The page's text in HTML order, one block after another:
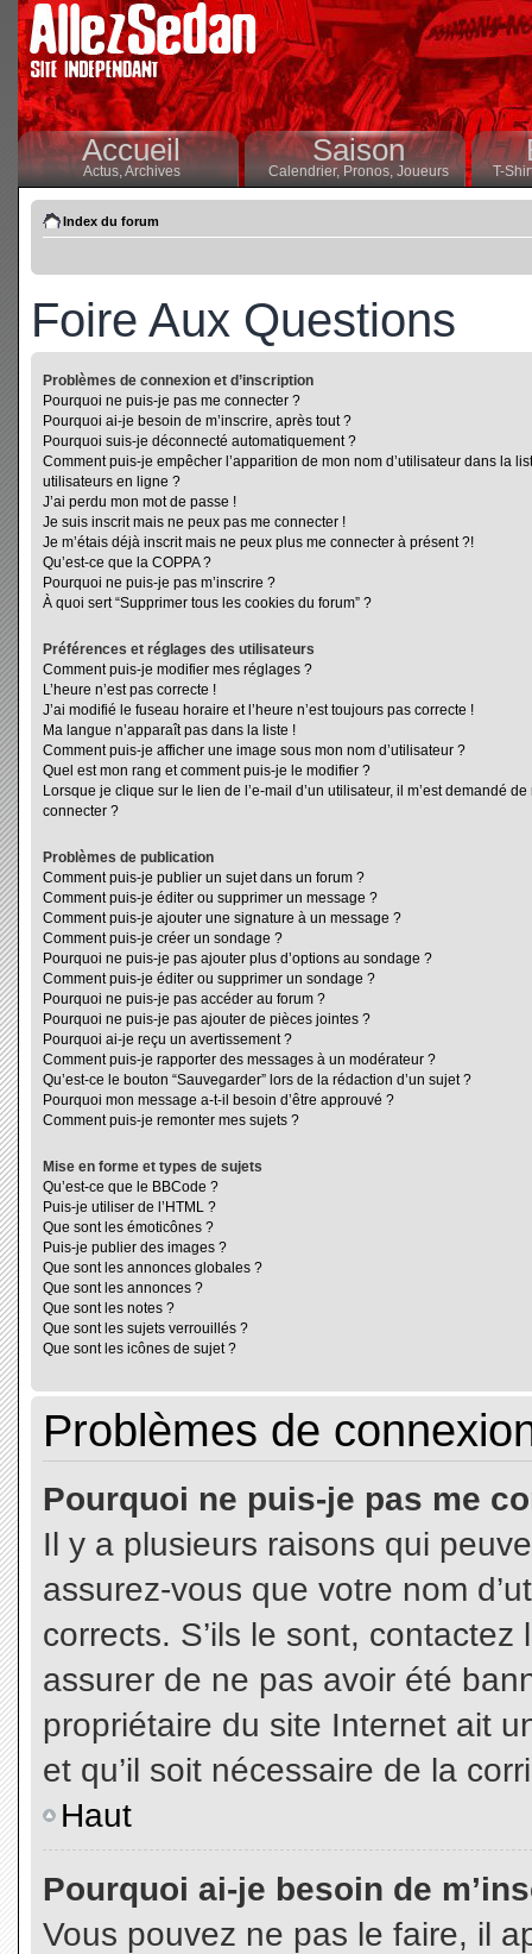
Accueil
Actus,Archives
Saison
Calendrier,Pronos, Joueurs T-
Index du forum
Foire Aux Questions
Problèmes de connexion et d’inscription
Pourquoi ne puis-je pas me connecter ?
Pourquoi ai-je besoin de m’inscrire, après tout ?
Pourquoi suis-je déconnecté automatiquement ?
Comment puis-je empêcher l’apparition de mon nom d’utilisateur dans la
utilisateurs en ligne ?
J’ai perdu mon mot de passe !
Je suis inscrit mais ne peux pas me connecter !
Je m’étais déjà inscrit mais ne peux plus me connecter à présent ?!
Qu’est-ce que la COPPA ?
Pourquoi ne puis-je pas m’inscrire ?
À quoi sert “Supprimer tous les cookies du forum” ?
Préférences et réglages des utilisateurs
Comment puis-je modifier mes réglages ?
L’heure n’est pas correcte !
J’ai modifié le fuseau horaire et l’heure n’est toujours pas correcte !
Ma langue n’apparaît pas dans la liste !
Comment puis-je afficher une image sous mon nom d’utilisateur ?
Quel est mon rang et comment puis-je le modifier ?
Lorsque je clique sur le lien de l’e-mail d’un utilisateur, il m’est demandé de
connecter ?
Problèmes de publication
Comment puis-je publier un sujet dans un forum ?
Comment puis-je éditer ou supprimer un message ?
Comment puis-je ajouter une signature à un message ?
Comment puis-je créer un sondage ?
Pourquoi ne puis-je pas ajouter plus d’options au sondage ?
Comment puis-je éditer ou supprimer un sondage ?
Pourquoi ne puis-je pas accéder au forum ?
Pourquoi ne puis-je pas ajouter de pièces jointes ?
Pourquoi ai-je reçu un avertissement ?
Comment puis-je rapporter des messages à un modérateur ?
Qu’est-ce le bouton “Sauvegarder” lors de la rédaction d’un sujet ?
Pourquoi mon message a-t-il besoin d’être approuvé ?
Comment puis-je remonter mes sujets ?
Mise en forme et types de sujets
Qu’est-ce que le BBCode ?
Puis-je utiliser de l’HTML ?
Que sont les émoticônes ?
Puis-je publier des images ?
Que sont les annonces globales ?
Que sont les annonces ?
Que sont les notes ?
Que sont les sujets verrouillés ?
Que sont les icônes de sujet ?
Problèmes de
Pourquoi ne puis-je pas me
Il y a plusieurs raisons qui
assurez-vous que votre nom
corrects. S’ils le sont,
assurer de ne pas avoir été
propriétaire du site Internet ait
et qu’il soit nécessaire de la
Haut
Pourquoi ai-je besoin de
Vous pouvez ne pas le faire, il